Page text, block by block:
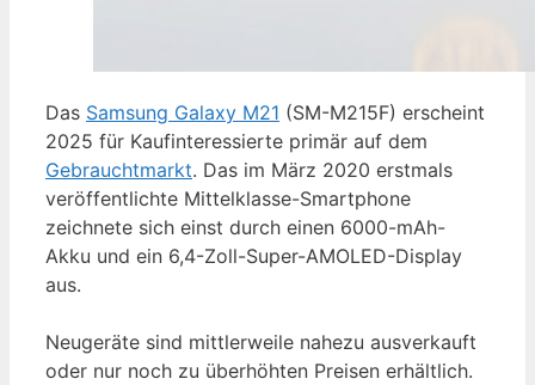
Das Samsung Galaxy M21 (SM-M215F) erscheint
2025 für Kaufinteressierte primär auf dem
Gebrauchtmarkt. Das im März 2020 erstmals
veröffentlichte Mittelklasse-Smartphone
zeichnete sich einst durch einen 6000-mAh-
Akku und ein 6,4-Zoll-Super-AMOLED-Display
aus.
Neugeräte sind mittlerweile nahezu ausverkauft
oder nur noch zu überhöhten Preisen erhältlich.